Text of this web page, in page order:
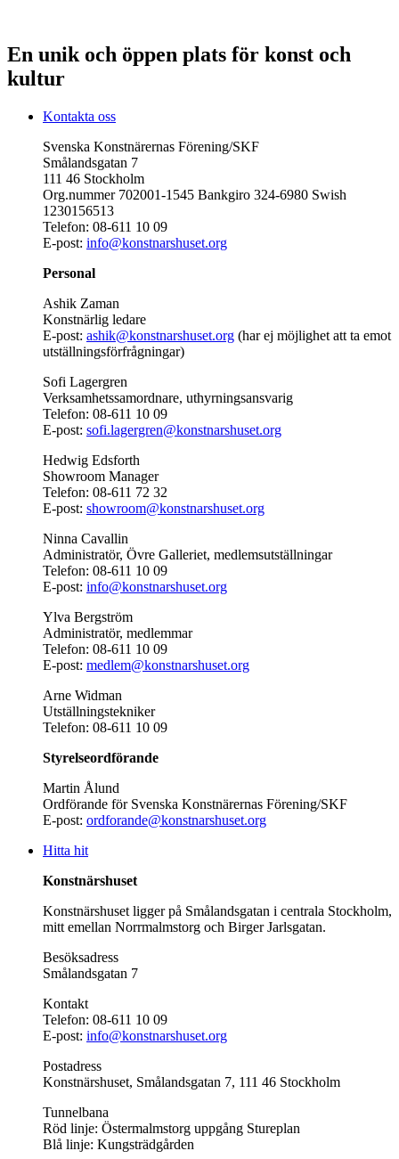
En unik och öppen plats för konst och
kultur
Kontakta oss
Svenska Konstnärernas Förening/SKF
Smålandsgatan 7
111 46 Stockholm
Org.nummer 702001-1545 Bankgiro 324-6980 Swish
1230156513
Telefon: 08-611 10 09
E-post: info@konstnarshuset.org
Personal
Ashik Zaman
Konstnärlig ledare
E-post: ashik@konstnarshuset.org (har ej möjlighet att ta emot
utställningsförfrågningar)
Sofi Lagergren
Verksamhetssamordnare, uthyrningsansvarig
Telefon: 08-611 10 09
E-post: sofi.lagergren@konstnarshuset.org
Hedwig Edsforth
Showroom Manager
Telefon: 08-611 72 32
E-post: showroom@konstnarshuset.org
Ninna Cavallin
Administratör, Övre Galleriet, medlemsutställningar
Telefon: 08-611 10 09
E-post: info@konstnarshuset.org
Ylva Bergström
Administratör, medlemmar
Telefon: 08-611 10 09
E-post: medlem@konstnarshuset.org
Arne Widman
Utställningstekniker
Telefon: 08-611 10 09
Styrelseordförande
Martin Ålund
Ordförande för Svenska Konstnärernas Förening/SKF
E-post: ordforande@konstnarshuset.org
Hitta hit
Konstnärshuset
Konstnärshuset ligger på Smålandsgatan i centrala Stockholm,
mitt emellan Norrmalmstorg och Birger Jarlsgatan.
Besöksadress
Smålandsgatan 7
Kontakt
Telefon: 08-611 10 09
E-post: info@konstnarshuset.org
Postadress
Konstnärshuset, Smålandsgatan 7, 111 46 Stockholm
Tunnelbana
Röd linje: Östermalmstorg uppgång Stureplan
Blå linje: Kungsträdgården